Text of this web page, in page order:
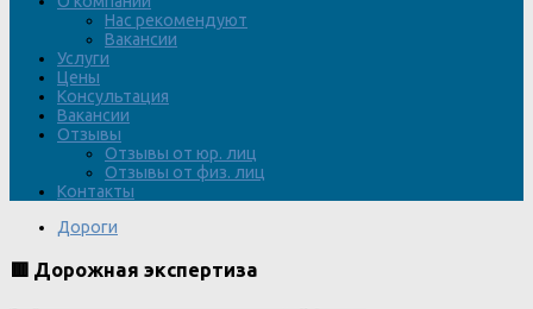
Нас рекомендуют
Вакансии
Услуги
Цены
Консультация
Вакансии
Отзывы
Отзывы от юр. лиц
Отзывы от физ. лиц
Контакты
Дороги
🟥 Дорожная экспертиза